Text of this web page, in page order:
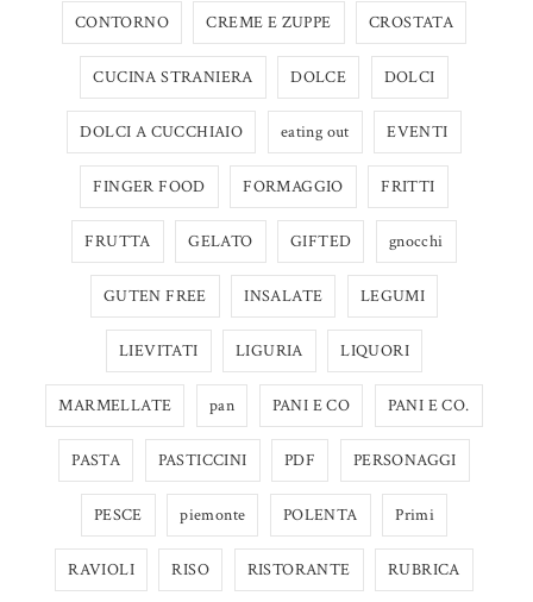
CONTORNO CREME E ZUPPE CROSTATA
CUCINA STRANIERA DOLCE DOLCI
DOLCI A CUCCHIAIO eating out EVENTI
FINGER FOOD FORMAGGIO FRITTI
FRUTTA GELATO GIFTED gnocchi
GUTEN FREE INSALATE LEGUMI
LIEVITATI LIGURIA LIQUORI
MARMELLATE pan PANI E CO PANI E CO.
PASTA PASTICCINI PDF PERSONAGGI
PESCE piemonte POLENTA Primi
RAVIOLI RISO RISTORANTE RUBRICA